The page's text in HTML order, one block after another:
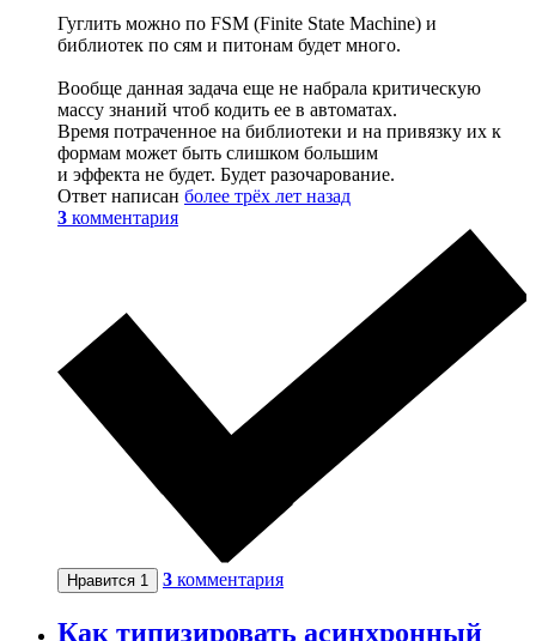
Гуглить можно по FSM (Finite State Machine) и
библиотек по сям и питонам будет много.
Вообще данная задача еще не набрала критическую
массу знаний чтоб кодить ее в автоматах.
Время потраченное на библиотеки и на привязку их к
формам может быть слишком большим
и эффекта не будет. Будет разочарование.
Ответ написан более трёх лет назад
3 комментария
Нравится 1 3 комментария
Как типизировать асинхронный